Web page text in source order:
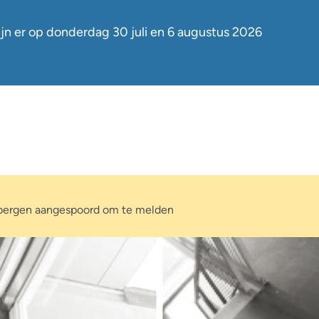
er op donderdag 30 juli en 6 augustus2026
aangespoord om te melden